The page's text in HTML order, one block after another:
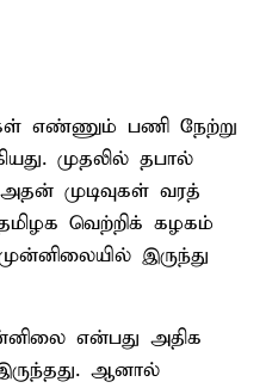
எண்ணும் பணி நேற்று
முதலில் தபால்
முடிவுகள் வரத்
வெற்றிக் கழகம்
இருந்து
என்பது அதிக
ஆனால்